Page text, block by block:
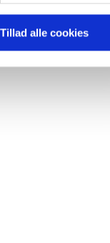
Tillad alle cookies